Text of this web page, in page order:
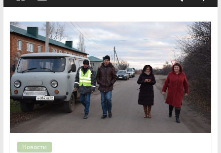
мероприятии «Сохраним
первоцветы!»
В вольере Воронинского
заповедника родились крапчатые
суслики
Новости